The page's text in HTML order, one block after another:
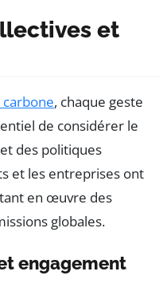
et
, chaque geste
de considérer le
des politiques
et les entreprises ont
en œuvre des
globales.
engagement